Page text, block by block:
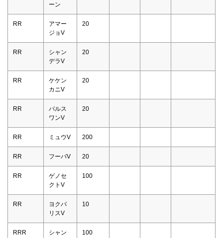
ーン
RR
アマー
ジョV
20
RR
シャン
デラV
20
RR
ケケン
カニV
20
RR
パルス
ワンV
20
RR ミュウV 200
RR フーパV 20
RR
ゲノセ
クトV
100
RR
ヨクバ
リスV
10
RRR
シャン
100